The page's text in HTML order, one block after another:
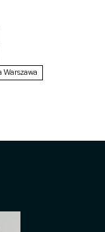
Warszawa